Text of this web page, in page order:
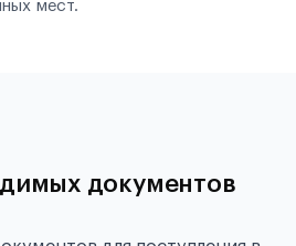
мест.
документов